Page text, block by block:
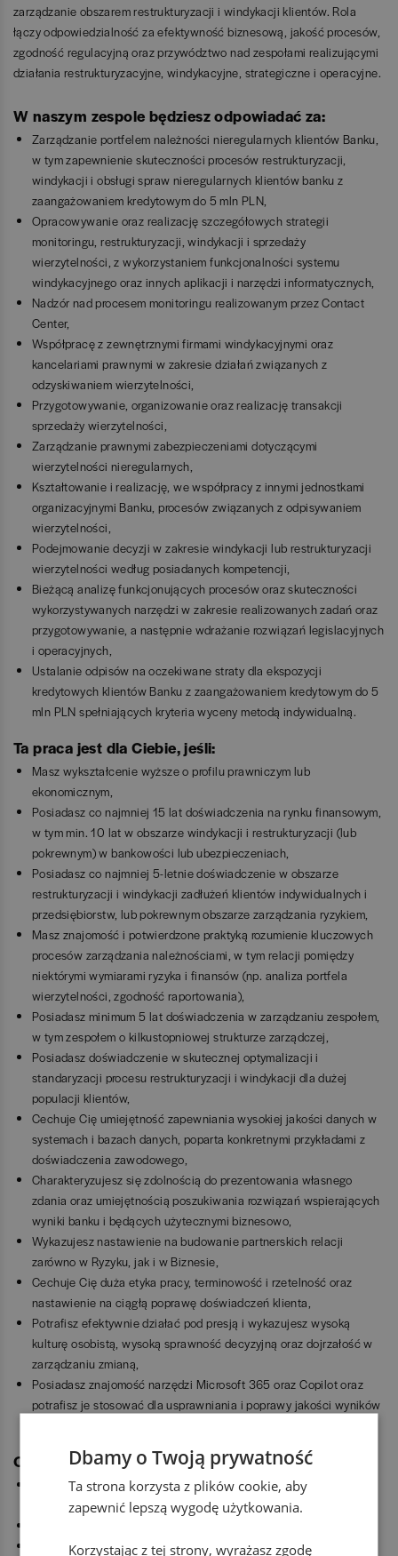
zarządzanie obszarem restrukturyzacji i windykacji klientów. Rola
łączy odpowiedzialność za efektywność biznesową, jakość procesów,
zgodność regulacyjną oraz przywództwo nad zespołami realizującymi
działania restrukturyzacyjne, windykacyjne, strategiczne i operacyjne.
W naszym zespole będziesz odpowiadać za:
Zarządzanie portfelem należności nieregularnych klientów Banku,
w tym zapewnienie skuteczności procesów restrukturyzacji,
windykacji i obsługi spraw nieregularnych klientów banku z
zaangażowaniem kredytowym do 5 mln PLN,
Opracowywanie oraz realizację szczegółowych strategii
monitoringu, restrukturyzacji, windykacji i sprzedaży
wierzytelności, z wykorzystaniem funkcjonalności systemu
windykacyjnego oraz innych aplikacji i narzędzi informatycznych,
Nadzór nad procesem monitoringu realizowanym przez Contact
Center,
Współpracę z zewnętrznymi firmami windykacyjnymi oraz
kancelariami prawnymi w zakresie działań związanych z
odzyskiwaniem wierzytelności,
Przygotowywanie, organizowanie oraz realizację transakcji
sprzedaży wierzytelności,
Zarządzanie prawnymi zabezpieczeniami dotyczącymi
wierzytelności nieregularnych,
Kształtowanie i realizację, we współpracy z innymi jednostkami
organizacyjnymi Banku, procesów związanych z odpisywaniem
wierzytelności,
Podejmowanie decyzji w zakresie windykacji lub restrukturyzacji
wierzytelności według posiadanych kompetencji,
Bieżącą analizę funkcjonujących procesów oraz skuteczności
wykorzystywanych narzędzi w zakresie realizowanych zadań oraz
przygotowywanie, a następnie wdrażanie rozwiązań legislacyjnych
i operacyjnych,
Ustalanie odpisów na oczekiwane straty dla ekspozycji
kredytowych klientów Banku z zaangażowaniem kredytowym do 5
mln PLN spełniających kryteria wyceny metodą indywidualną.
Ta praca jest dla Ciebie, jeśli:
Masz wykształcenie wyższe o profilu prawniczym lub
ekonomicznym,
Posiadasz co najmniej 15 lat doświadczenia na rynku finansowym,
w tym min. 10 lat w obszarze windykacji i restrukturyzacji (lub
pokrewnym) w bankowości lub ubezpieczeniach,
Posiadasz co najmniej 5-letnie doświadczenie w obszarze
restrukturyzacji i windykacji zadłużeń klientów indywidualnych i
przedsiębiorstw, lub pokrewnym obszarze zarządzania ryzykiem,
Masz znajomość i potwierdzone praktyką rozumienie kluczowych
procesów zarządzania należnościami, w tym relacji pomiędzy
niektórymi wymiarami ryzyka i finansów (np. analiza portfela
wierzytelności, zgodność raportowania),
Posiadasz minimum 5 lat doświadczenia w zarządzaniu zespołem,
w tym zespołem o kilkustopniowej strukturze zarządczej,
Posiadasz doświadczenie w skutecznej optymalizacji i
standaryzacji procesu restrukturyzacji i windykacji dla dużej
populacji klientów,
Cechuje Cię umiejętność zapewniania wysokiej jakości danych w
systemach i bazach danych, poparta konkretnymi przykładami z
doświadczenia zawodowego,
Charakteryzujesz się zdolnością do prezentowania własnego
zdania oraz umiejętnością poszukiwania rozwiązań wspierających
wyniki banku i będących użytecznymi biznesowo,
Wykazujesz nastawienie na budowanie partnerskich relacji
zarówno w Ryzyku, jak i w Biznesie,
Cechuje Cię duża etyka pracy, terminowość i rzetelność oraz
nastawienie na ciągłą poprawę doświadczeń klienta,
Potrafisz efektywnie działać pod presją i wykazujesz wysoką
kulturę osobistą, wysoką sprawność decyzyjną oraz dojrzałość w
zarządzaniu zmianą,
Posiadasz znajomość narzędzi Microsoft 365 oraz Copilot oraz
potrafisz je stosować dla usprawniania i poprawy jakości wyników
Oferujemy Ci:
Szansę na budowę nowoczesnego banku, opartego w obszarze
ryzyka o proste procesy, dane i zaawansowaną analitykę.
Możliwość rozwoju zawodowego poprzez udział w prestiżowych
Dbamy o Twoją prywatność
Ta strona korzysta z plików cookie, aby
zapewnić lepszą wygodę użytkowania.
Korzystając z tej strony, wyrażasz zgodę